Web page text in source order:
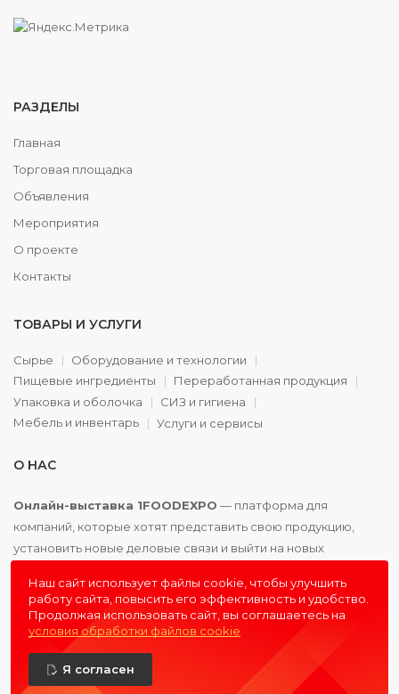
РАЗДЕЛЫ
Главная
Торговая площадка
Объявления
Мероприятия
О проекте
Контакты
ТОВАРЫ И УСЛУГИ
Сырье
Оборудование и технологии
Пищевые ингредиенты
Переработанная продукция
Упаковка и оболочка
СИЗ и гигиена
Мебель и инвентарь
Услуги и сервисы
О НАС
Онлайн-выставка 1FOODEXPO — платформа для
компаний, которые хотят представить свою продукцию,
установить новые деловые связи и выйти на новых
© 2016 - 20261FOODEXPO
- первая пищевая онлайн-
Наш сайт использует файлы cookie, чтобы улучшить
работу сайта, повысить его эффективность и удобство.
Продолжая использовать сайт, вы соглашаетесь на
условия обработки файлов cookie
Я согласен